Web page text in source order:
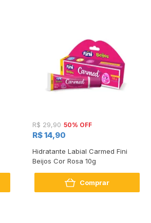
R$ 29,90 50% OFF
R$ 14,90
Hidratante Labial Carmed Fini
Beijos Cor Rosa 10g
Comprar